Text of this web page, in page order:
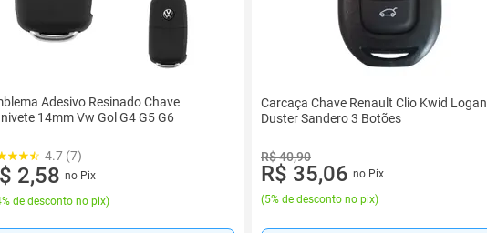
Adesivo Resinado Chave
14mm Vw Gol G4 G5 G6
4.7 (7)
2,58 no Pix
de desconto no pix)
Carcaça Chave Renault Clio Kwid Logan
Duster Sandero 3 Botões
R$ 40,90
R$ 35,06 no Pix
(5% de desconto no pix)